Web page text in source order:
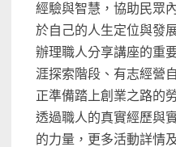
經驗與智慧，協助民眾
於自己的人生定位與發
辦理職人分享講座的重
涯探索階段、有志經營
正準備踏上創業之路的
透過職人的真實經歷與
的力量，更多活動詳情